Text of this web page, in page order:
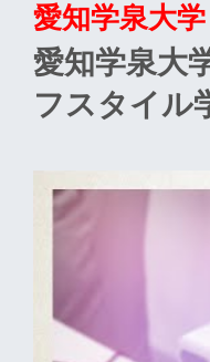
愛知学泉大学
愛知学泉大
フスタイル